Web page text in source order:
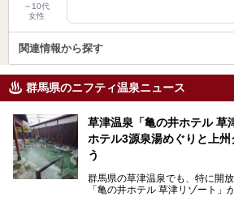
～10代
女性
関連情報から探す
群馬県のニフティ温泉ニュース
草津温泉「亀の井ホテル 草
ホテル3源泉湯めぐりと上
う
群馬県の草津温泉でも、特に開
「亀の井ホテル 草津リゾート」